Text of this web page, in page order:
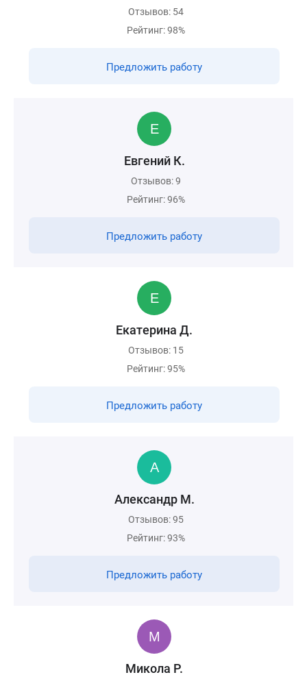
Отзывов: 54
Рейтинг: 98%
Предложить работу
Евгений К.
Отзывов: 9
Рейтинг: 96%
Предложить работу
Екатерина Д.
Отзывов: 15
Рейтинг: 95%
Предложить работу
Александр М.
Отзывов: 95
Рейтинг: 93%
Предложить работу
Микола Р.